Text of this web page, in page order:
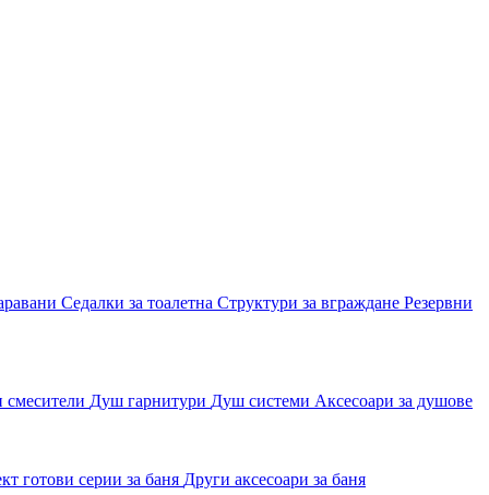
Седалки за тоалетна Структури за вграждане Резервни
смесители Душ гарнитури Душ системи Аксесоари за душове
готови серии за баня Други аксесоари за баня